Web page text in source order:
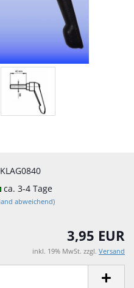
ca. 3-4 Tage
abweichend)
3,95 EUR
inkl. 19% MwSt. zzgl. Versand